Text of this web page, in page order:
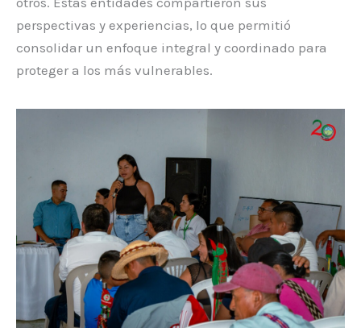
perspectivas y experiencias, lo que permitió
consolidar un enfoque integral y coordinado para
proteger a los más vulnerables.